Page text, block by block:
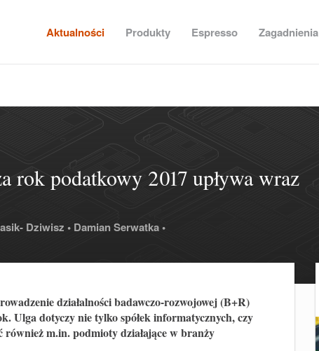
Aktualności Produkty Espresso Zagadnienia
podatkowy 2017 upływa wraz
Dziwisz • Damian Serwatka •
działalności badawczo-rozwojowej (B+R)
Ulga dotyczy nie tylko spółek informatycznych, czy
m.in. podmioty działające w branży